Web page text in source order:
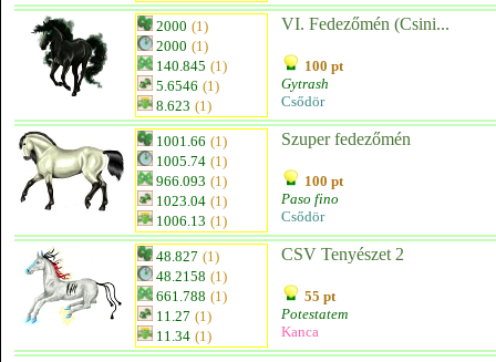
2000 (1)
2000 (1)
140.845 (1)
5.6546 (1)
8.623 (1)
VI. Fedezőmén (Csini...
100 pt
Gytrash
Csődör
1001.66 (1)
1005.74 (1)
966.093 (1)
1023.04 (1)
1006.13 (1)
Szuper fedezőmén
100 pt
Paso fino
Csődör
48.827 (1)
48.2158 (1)
661.788 (1)
11.27 (1)
11.34 (1)
CSV Tenyészet 2
55 pt
Potestatem
Kanca